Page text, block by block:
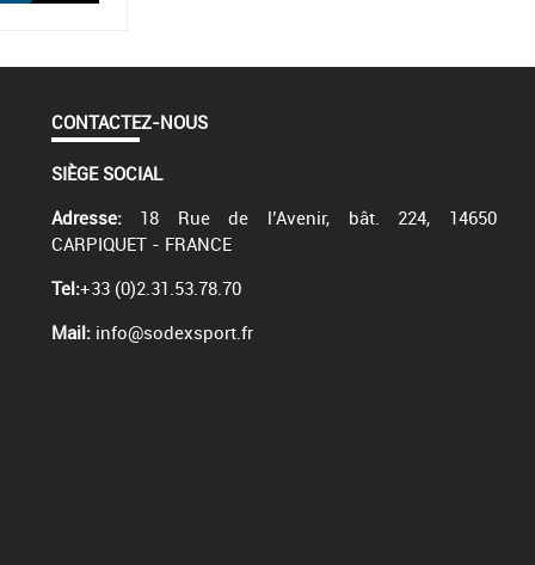
CONTACTEZ-NOUS
SIÈGE SOCIAL
Adresse:18 Rue de l’Avenir, bât. 224, 14650
CARPIQUET - FRANCE
Tel:+33 (0)2.31.53.78.70
Mail: info@sodexsport.fr